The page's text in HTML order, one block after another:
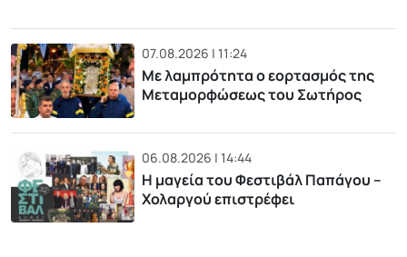
07.08.2026 | 11:24
Με λαμπρότητα ο εορτασμός της
Μεταμορφώσεως του Σωτήρος
06.08.2026 | 14:44
Η μαγεία του Φεστιβάλ Παπάγου –
Χολαργού επιστρέφει